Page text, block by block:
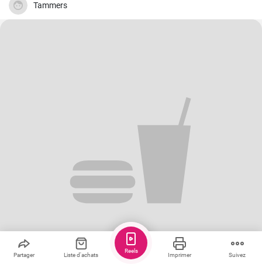
Tammers
Partager Liste d'achats Imprimer Suivez
Reels